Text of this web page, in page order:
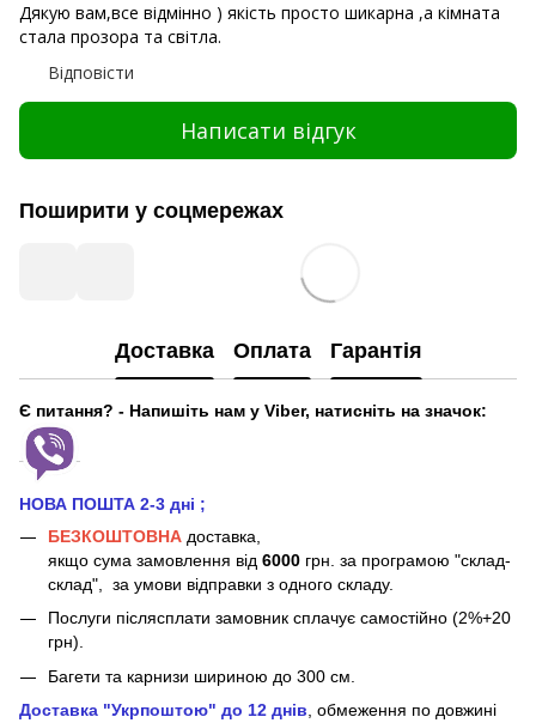
Дякую вам,все відмінно ) якість просто шикарна ,а кімната
стала прозора та світла.
Відповісти
Написати відгук
Поширити у соцмережах
Доставка Оплата Гарантія
Є питання? - Напишіть нам у Viber, натисніть на значок:
НОВА ПОШТА 2-3 дні ;
БЕЗКОШТОВНА доставка,
якщо сума замовлення від 6000 грн. за програмою "склад-
склад", за умови відправки з одного складу.
Послуги післясплати замовник сплачує самостійно (2%+20
грн).
Багети та карнизи шириною до 300 см.
Доставка "Укрпоштою" до 12 днів , обмеження по довжині